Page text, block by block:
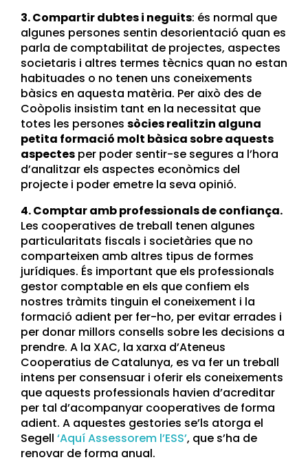
3. Compartir dubtes i neguits: és normal que
algunes persones sentin desorientació quan es
parla de comptabilitat de projectes, aspectes
societaris i altres termes tècnics quan no estan
habituades o no tenen uns coneixements
bàsics en aquesta matèria. Per això des de
Coòpolis insistim tant en la necessitat que
totes les persones sòcies realitzin alguna
petita formació molt bàsica sobre aquests
aspectes per poder sentir-se segures a l’hora
d’analitzar els aspectes econòmics del
projecte i poder emetre la seva opinió.
4. Comptar amb professionals de confiança.
Les cooperatives de treball tenen algunes
particularitats fiscals i societàries que no
comparteixen amb altres tipus de formes
jurídiques. És important que els professionals
gestor comptable en els que confiem els
nostres tràmits tinguin el coneixement i la
formació adient per fer-ho, per evitar errades i
per donar millors consells sobre les decisions a
prendre. A la XAC, la xarxa d’Ateneus
Cooperatius de Catalunya, es va fer un treball
intens per consensuar i oferir els coneixements
que aquests professionals havien d’acreditar
per tal d’acompanyar cooperatives de forma
adient. A aquestes gestories se’ls atorga el
Segell ‘Aquí Assessorem l’ESS’, que s’ha de
renovar de forma anual.